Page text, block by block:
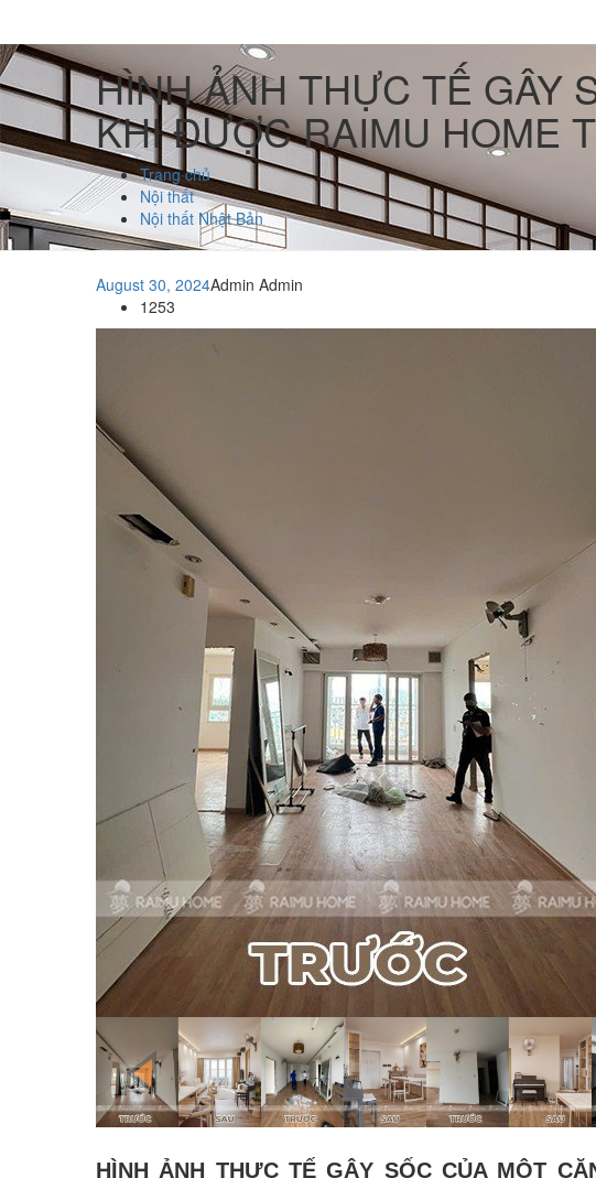
HÌNH ẢNH THỰC TẾ GÂY
KHI ĐƯỢC RAIMU HOME
Trang chủ
Nội thất
Nội thất Nhật Bản
August 30, 2024Admin Admin
1253
HÌNH ẢNH THỰC TẾ GÂY SỐC CỦA MỘT